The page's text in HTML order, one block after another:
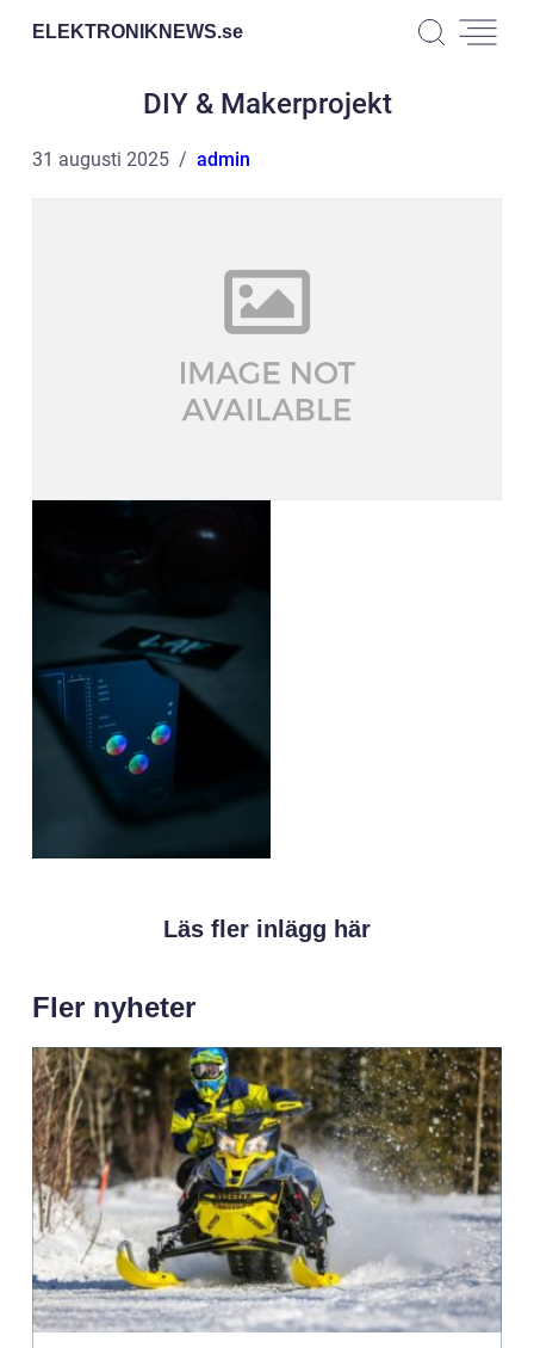
ELEKTRONIKNEWS.se
DIY & Makerprojekt
31 augusti 2025 admin
Läs fler inlägg här
Fler nyheter